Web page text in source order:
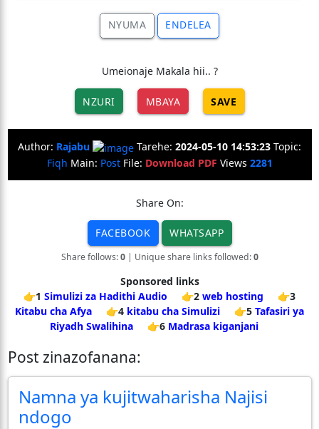
NYUMA ENDELEA
Umeionaje Makala hii.. ?
NZURI MBAYA SAVE
Author: Rajabu Tarehe: 2024-05-10 14:53:23 Topic:
Fiqh Main: PostFile: Download PDF Views 2281
Share On:
FACEBOOK WHATSAPP
Share follows:0| Unique share links followed:0
Sponsored links
👉1 Simulizi za Hadithi Audio 👉2 web hosting
👉3
Kitabu cha Afya
👉4 kitabu cha Simulizi 👉5 Tafasiri ya
Riyadh Swalihina
👉6 Madrasa kiganjani
Post zinazofanana:
Namna ya kujitwaharisha Najisi
ndogo